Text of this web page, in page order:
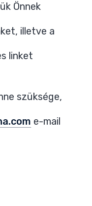
Önnek
illetve a
linket
szüksége,
e-mail